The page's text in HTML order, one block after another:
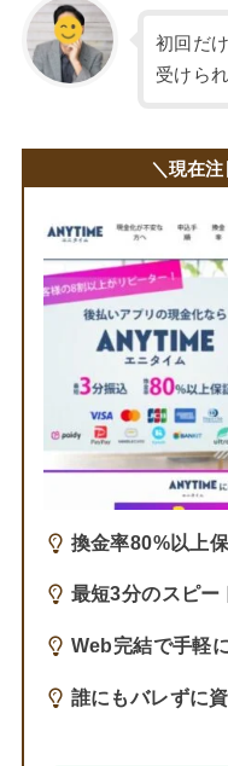
初回だ
受けら
＼現在
換金率80%以上保
最短3分のスピー
Web完結で手軽
誰にもバレずに